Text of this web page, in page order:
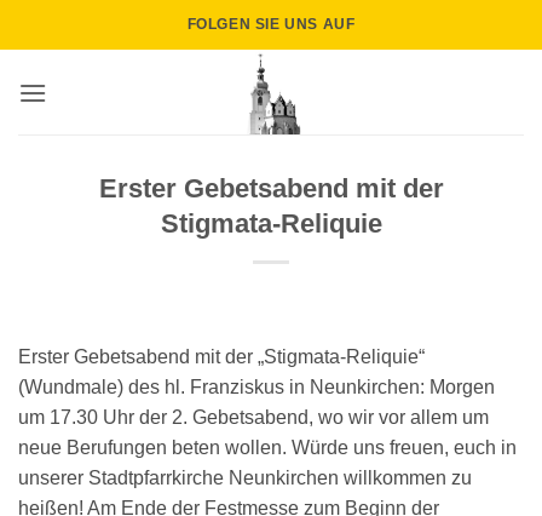
FOLGEN SIE UNS AUF
Erster Gebetsabend mit der
Stigmata-Reliquie
Erster Gebetsabend mit der „Stigmata-Reliquie“
(Wundmale) des hl. Franziskus in Neunkirchen: Morgen
um 17.30 Uhr der 2. Gebetsabend, wo wir vor allem um
neue Berufungen beten wollen. Würde uns freuen, euch in
unserer Stadtpfarrkirche Neunkirchen willkommen zu
heißen! Am Ende der Festmesse zum Beginn der